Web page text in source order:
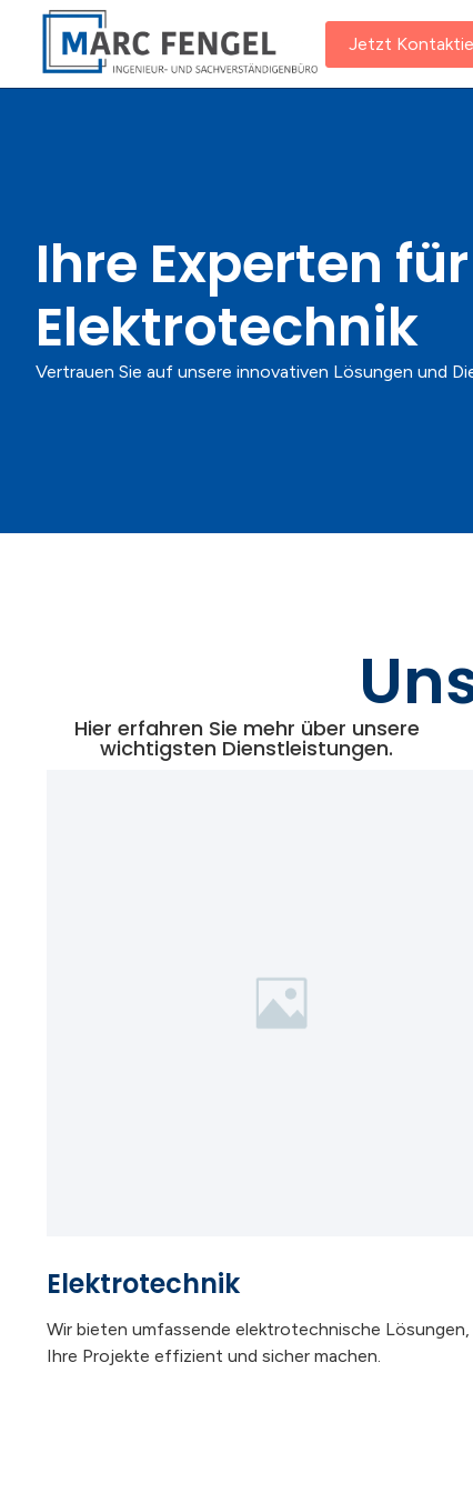
content
Jetzt
Ihre Experten für
Elektrotechnik
Vertrauen Sie auf unsere innovativen Lösungen und
Hier erfahren Sie mehr über unsere
wichtigsten Dienstleistungen.
Elektrotechnik
Wir bieten umfassende elektrotechnische Lösungen,
Ihre Projekte effizient und sicher machen.